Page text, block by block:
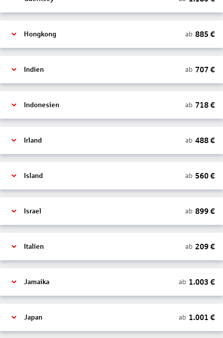
Hongkong ab 885 €
Indien ab 707 €
Indonesien ab 718€
Irland ab 488€
Island ab 560€
Israel ab 899€
Italien ab 209€
Jamaika ab 1.003 €
Japan ab 1.001 €